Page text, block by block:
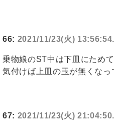
66: 2021/11/23(火)
乗物娘のST中は下皿にためて
気付けば上皿の玉が無くなっ
67: 2021/11/23(火)